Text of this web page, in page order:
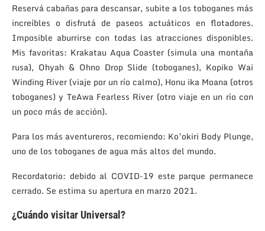
Reservá cabañas para descansar, subite a los toboganes más
increíbles o disfrutá de paseos actuáticos en flotadores.
Imposible aburrirse con todas las atracciones disponibles.
Mis favoritas: Krakatau Aqua Coaster (simula una montaña
rusa), Ohyah & Ohno Drop Slide (toboganes), Kopiko Wai
Winding River (viaje por un río calmo), Honu ika Moana (otros
toboganes) y TeAwa Fearless River (otro viaje en un río con
un poco más de acción).
Para los más aventureros, recomiendo: Ko’okiri Body Plunge,
uno de los toboganes de agua más altos del mundo.
Recordatorio: debido al COVID-19 este parque permanece
cerrado. Se estima su apertura en marzo 2021.
¿Cuándo visitar Universal?